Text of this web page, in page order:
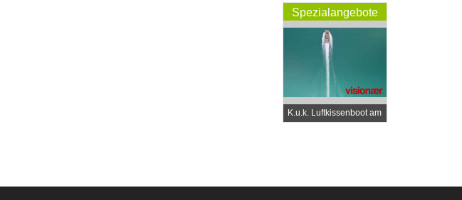
Spezialangebote
K.u.k. Luftkissenboot am
Wörthersee